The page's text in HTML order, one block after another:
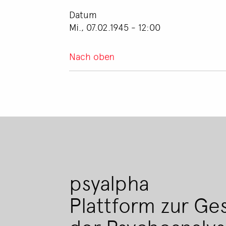
Datum
Mi., 07.02.1945 - 12:00
Nach oben
psyalpha
Plattform zur